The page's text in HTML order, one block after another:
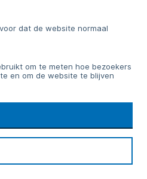
dat de website normaal
om te meten hoe bezoekers
en om de website te blijven